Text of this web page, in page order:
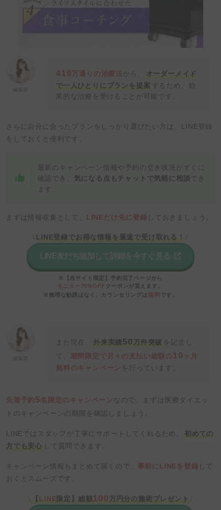
419万通りの治療法から、
オーダーメイド
で一人ひとりにプランを提案 するため、効
果的な治療を受けることが可能です。
さらに自分に合ったプランをしっかり選びたい方は、LINE登録
をしておくと便利です。
最新のキャンペーン情報や予約の空き状況がすぐに
確認でき、 気になる点もチャットで気軽に相談でき
ます。
まずは情報収集として、 LINEだけ先に登録 しておきましょう。
LINE登録でお得な情報を最速で受け取れる！
LINE友だち追加して詳細を今すぐ見る
※【当サイト限定】予約完了ページから
モニター75%OFF クーポンが貰えます。
※無理な勧誘はなく、カウンセリングは 無料です。
また現在、 外来実績 50万件突破 を記念し
て、 期間限定で月々の支払い総額の10 ヶ月
無料のキャンペーン を行っています。
先着予約5名限定のキャンペーン なので、まずは医療ダイエッ
トのキャンペーンの期限を確認しましょう。
LINEではスタッフが丁寧にサポートしてくれるため、
初めての
方でも安心 して質問できます。
キャンペーン情報もまとめて届くので、 事前にLINEを登録 して
おくとスムーズです。
【 LINE 限定】総額100万円分の施術プレゼント